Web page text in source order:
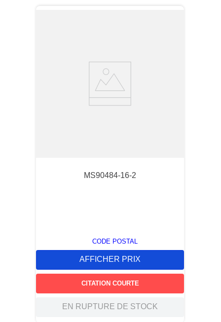
MS90484-16-2
CODE POSTAL
AFFICHER PRIX
CITATION COURTE
EN RUPTURE DE STOCK